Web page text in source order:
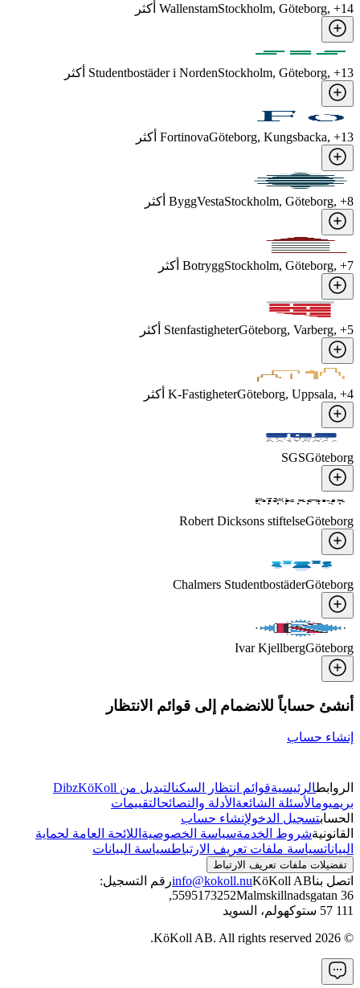
WallenstamStockholm, Göteborg, +14 أكثر
Studentbostäder i NordenStockholm, Göteborg, +13 أكثر
FortinovaGöteborg, Kungsbacka, +13 أكثر
ByggVestaStockholm, Göteborg, +8 أكثر
BotryggStockholm, Göteborg, +7 أكثر
StenfastigheterGöteborg, Varberg, +5 أكثر
K-FastigheterGöteborg, Uppsala, +4 أكثر
SGSGöteborg
Robert Dicksons stiftelseGöteborg
Chalmers StudentbostäderGöteborg
Ivar KjellbergGöteborg
أنشئ حساباً للانضمام إلى قوائم الانتظار
إنشاء حساب
الروابطالرئيسيةقوائم انتظار السكنالتبديل من Dibz KöKoll
بريميومالأسئلة الشائعة الأدلة والنصائحالتقييمات
الحسابتسجيل الدخولإنشاء حساب
القانونيةشروط الخدمةسياسة الخصوصية اللائحة العامة لحماية
البياناتسياسة ملفات تعريف الارتباطسياسة البيانات
تفضيلات ملفات تعريف الارتباط
اتصل بنا info@kokoll.nuKöKoll AB
رقم التسجيل:
5595173252Malmskillnadsgatan 36
,
111 57 ستوكهولم، السويد
©
2026